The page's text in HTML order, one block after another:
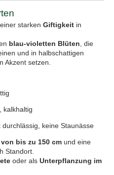
starken Giftigkeit in
blau-violetten Blüten, die
und in halbschattigen
Akzent setzen.
kalkhaltig
durchlässig, keine Staunässe
von bis zu 150 cm und eine
Standort.
oder als Unterpflanzung im